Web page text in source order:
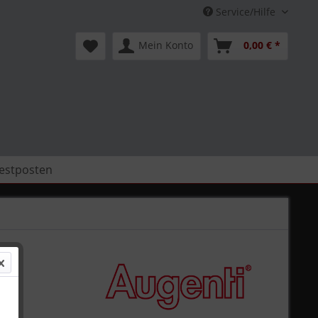
Service/Hilfe
Mein Konto 0,00 € *